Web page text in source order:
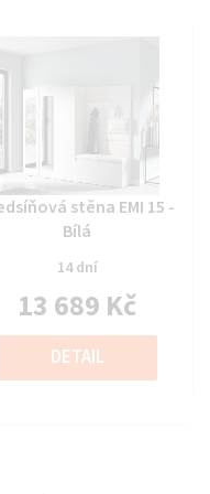
Průměrné
hodnocení
produktu
je
0,0
5
hvězdiček.
stěna EMI 15 -
Bílá
14 dní
13 689 Kč
Měrná
cena:
DETAIL